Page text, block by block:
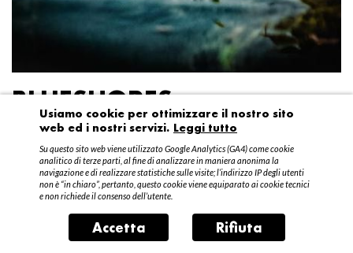
BLUESHORES
Federico Garibaldi
20 aprile – 15 maggio 2016
Usiamo cookie per ottimizzare il nostro sito
web ed i nostri servizi. Leggi tutto
Su questo sito web viene utilizzato Google Analytics (GA4) come cookie
analitico di terze parti, al fine di analizzare in maniera anonima la
navigazione e di realizzare statistiche sulle visite; l’indirizzo IP degli utenti
non è “in chiaro”, pertanto, questo cookie viene equiparato ai cookie tecnici
e non richiede il consenso dell’utente.
Accetta Rifiuta